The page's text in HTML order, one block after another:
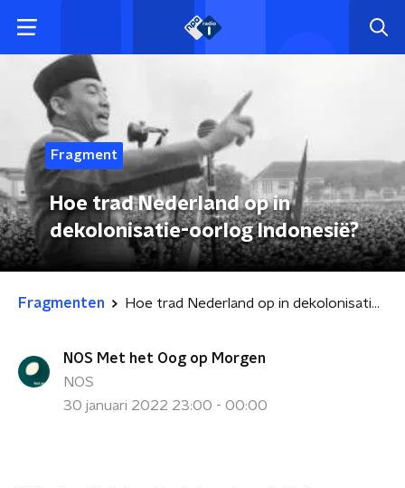
Fragment
Hoe trad Nederland op in
dekolonisatie-oorlog Indonesië?
Fragmenten Hoe trad Nederland op in dekolonisatie-oorlog Indonesië?
NOS Met het Oog op Morgen
NOS
30 januari 2022 23:00 - 00:00